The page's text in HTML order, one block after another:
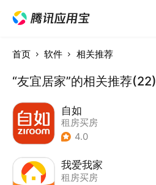
首页 软件 相关推荐
“友宜居家”的相关推荐(22)
自如
租房买房
4.0
我爱我家
租房买房